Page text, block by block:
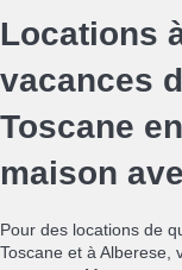
Locations
vacances
Toscane
maison
Pour des locations de
Toscane et à Alberese,